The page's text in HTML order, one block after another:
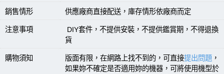
銷售情形 供應廠商直接配送，庫存情形依廠商而定
注意事項
DIY套件，不提供安裝，不提供鑑賞期，不得退換
貨
購物須知 版面有限，在網路上找不到的，可直接提出問題 ，
如果妳不確定是否適用妳的機器，可將使用機型於